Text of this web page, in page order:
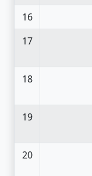
16
17
18
19
20